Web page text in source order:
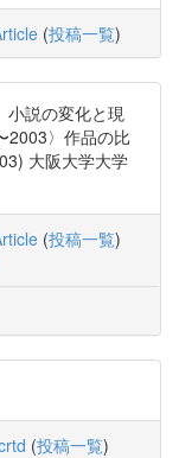
(投稿一覧)
小説の変化と現
2003〉作品の比
大阪大学大学
(投稿一覧)
(投稿一覧)